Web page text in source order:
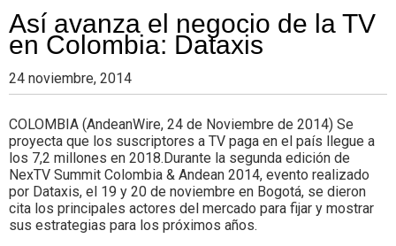
Colombia
de
negocios
con
Colombia.
Así avanza el negocio de la TV
en Colombia: Dataxis
24 noviembre, 2014
COLOMBIA (AndeanWire, 24 de Noviembre de 2014) Se
proyecta que los suscriptores a TV paga en el país llegue a
los 7,2 millones en 2018.Durante la segunda edición de
NexTV Summit Colombia & Andean 2014, evento realizado
por Dataxis, el 19 y 20 de noviembre en Bogotá, se dieron
cita los principales actores del mercado para fijar y mostrar
sus estrategias para los próximos años.